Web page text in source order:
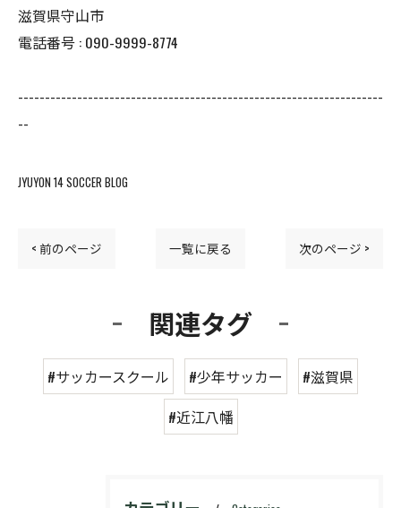
滋賀県守山市
電話番号 : 090-9999-8774
--------------------------------------------------------------------
--
JYUYON 14 SOCCER BLOG
< 前のページ 一覧に戻る 次のページ >
関連タグ
#サッカースクール #少年サッカー
#滋賀県
#近江八幡